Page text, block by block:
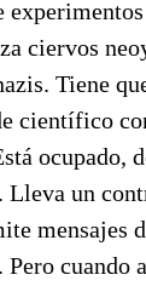
ciervos
Tiene
científico
ocupado,
Lleva un
mensajes
cuando